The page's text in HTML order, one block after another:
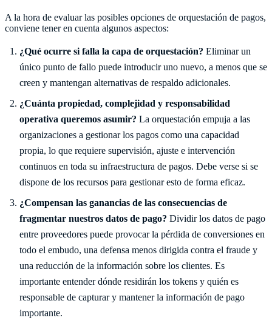
A la hora de evaluar las posibles opciones de orquestación de pagos,
conviene tener en cuenta algunos aspectos:
¿Qué ocurre si falla la capa de orquestación? Eliminar un
único punto de fallo puede introducir uno nuevo, a menos que se
creen y mantengan alternativas de respaldo adicionales.
¿Cuánta propiedad, complejidad y responsabilidad
operativa queremos asumir? La orquestación empuja a las
organizaciones a gestionar los pagos como una capacidad
propia, lo que requiere supervisión, ajuste e intervención
continuos en toda su infraestructura de pagos. Debe verse si se
dispone de los recursos para gestionar esto de forma eficaz.
¿Compensan las ganancias de las consecuencias de
fragmentar nuestros datos de pago? Dividir los datos de pago
entre proveedores puede provocar la pérdida de conversiones en
todo el embudo, una defensa menos dirigida contra el fraude y
una reducción de la información sobre los clientes. Es
importante entender dónde residirán los tokens y quién es
responsable de capturar y mantener la información de pago
importante.